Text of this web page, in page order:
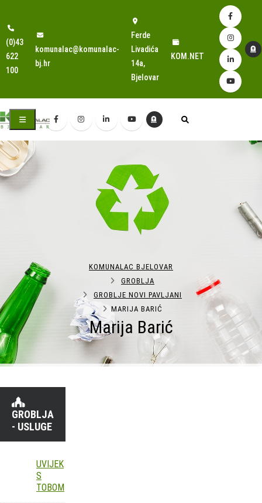
(0)43
622
100
komunalac@komunalac-
bj.hr
Ferde
Livadića
14a,
Bjelovar
KOM.NET
Marija Barić
KOMUNALAC BJELOVAR
GROBLJA
GROBLJE NOVI PAVLJANI
MARIJA BARIĆ
GROBLJA
- USLUGE
UVIJEK
S
TOBOM